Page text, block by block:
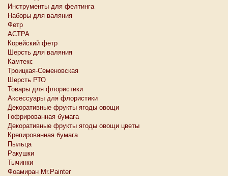
Инструменты для фелтинга
Наборы для валяния
Фетр
АСТРА
Корейский фетр
Шерсть для валяния
Камтекс
Троицкая-Семеновская
Шерсть РТО
Товары для флористики
Аксессуары для флористики
Декоративные фрукты ягоды овощи
Гофрированная бумага
Декоративные фрукты ягоды овощи цветы
Крепированная бумага
Пыльца
Ракушки
Тычинки
Фоамиран Mr.Painter